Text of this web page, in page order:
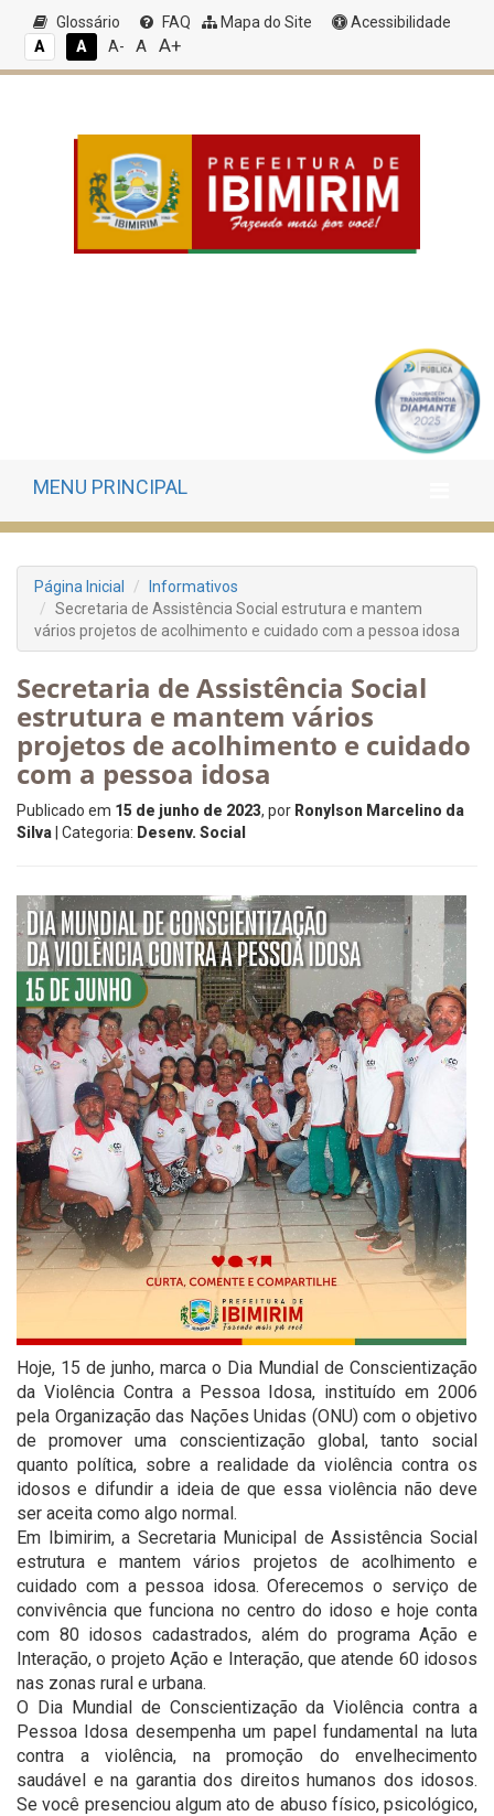
Glossário FAQ Mapa do Site
Acessibilidade
A
A A- A A+
MENU PRINCIPAL
Página Inicial
Informativos
Secretaria de Assistência Social estrutura e mantem
vários projetos de acolhimento e cuidado com a pessoa idosa
Secretaria de Assistência Social
estrutura e mantem vários
projetos de acolhimento e cuidado
com a pessoa idosa
Publicado em 15 de junho de 2023, por Ronylson Marcelino da
Silva | Categoria: Desenv. Social
Hoje, 15 de junho, marca o Dia Mundial de Conscientização
da Violência Contra a Pessoa Idosa, instituído em 2006
pela Organização das Nações Unidas (ONU) com o objetivo
de promover uma conscientização global, tanto social
quanto política, sobre a realidade da violência contra os
idosos e difundir a ideia de que essa violência não deve
ser aceita como algo normal.
Em Ibimirim, a Secretaria Municipal de Assistência Social
estrutura e mantem vários projetos de acolhimento e
cuidado com a pessoa idosa. Oferecemos o serviço de
convivência que funciona no centro do idoso e hoje conta
com 80 idosos cadastrados, além do programa Ação e
Interação, o projeto Ação e Interação, que atende 60 idosos
nas zonas rural e urbana.
O Dia Mundial de Conscientização da Violência contra a
Pessoa Idosa desempenha um papel fundamental na luta
contra a violência, na promoção do envelhecimento
saudável e na garantia dos direitos humanos dos idosos.
Se você presenciou algum ato de abuso físico, psicológico,